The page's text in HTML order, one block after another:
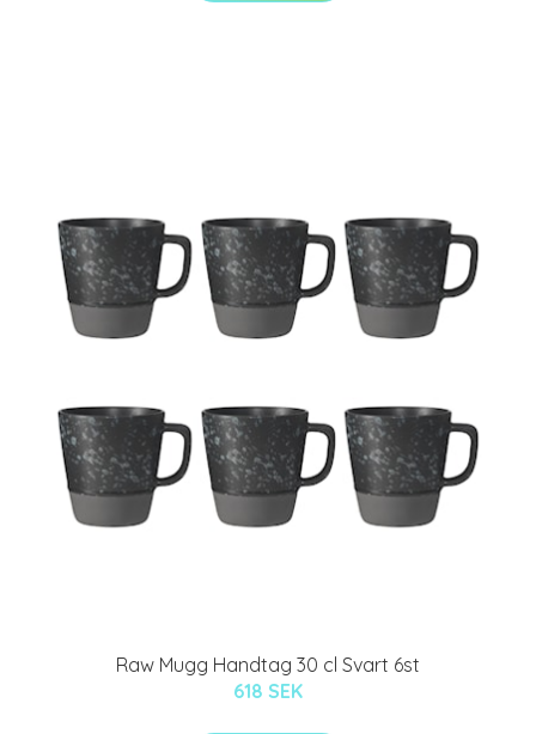
Raw Mugg Handtag 30 cl Svart 6st
618 SEK